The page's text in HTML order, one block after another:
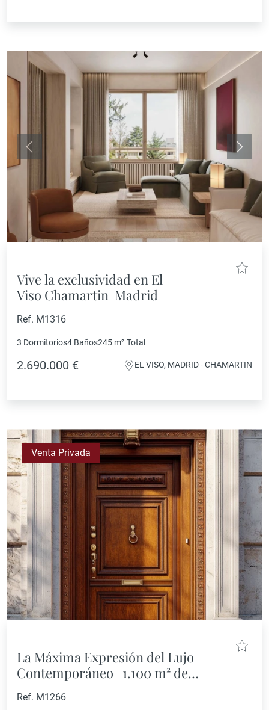
Anterior
Vive la exclusividad en El
Viso|Chamartin| Madrid
Ref. M1316
3 Dormitorios4 Baños245 m² Total
2.690.000 € EL VISO, MADRID - CHAMARTIN
Venta Privada
La Máxima Expresión del Lujo
Contemporáneo | 1.100 m² de
Exclusividad, Bienestar y Diseño
Ref. M1266